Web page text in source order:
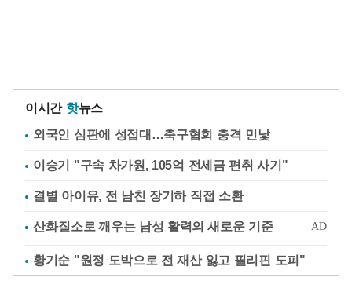
이시간 핫뉴스
외국인 심판에 성접대…축구협회 충격 민낯
이승기 "구속 차가원, 105억 전세금 편취 사기"
결별 아이유, 전 남친 장기하 직접 소환
황기순 "원정 도박으로 전 재산 잃고 필리핀 도피"